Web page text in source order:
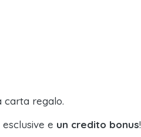
carta regalo.
e un credito bonus!